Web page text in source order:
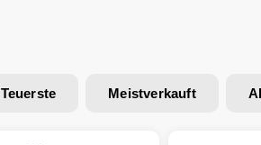
Teuerste Meistverkauft